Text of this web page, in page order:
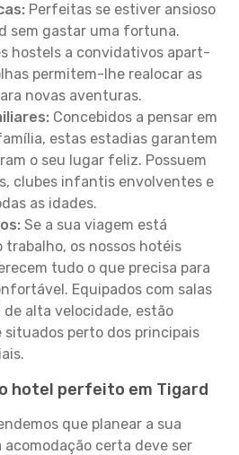
Perfeitas se estiver ansioso
sem gastar uma fortuna.
hostels a convidativos apart-
permitem-lhe realocar as
novas aventuras.
Concebidos a pensar em
estas estadias garantem
o seu lugar feliz. Possuem
clubes infantis envolventes e
as idades.
Se a sua viagem está
trabalho, os nossos hotéis
tudo o que precisa para
Equipados com salas
de alta velocidade, estão
perto dos principais
hotel perfeito em Tigard
que planear a sua
certa deve ser